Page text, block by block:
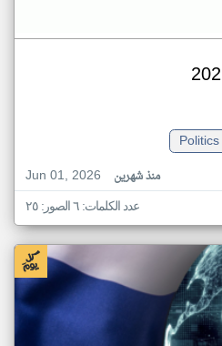
Politics
Jun 01, 2026
منذ شهرين
عدد الكلمات: ٦ الصور: ٢٥